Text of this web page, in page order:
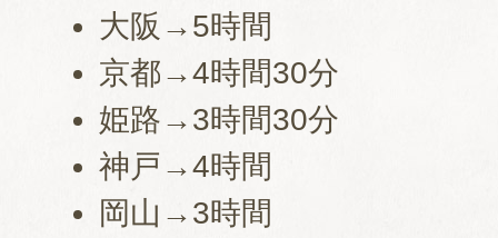
大阪→5時間
京都→4時間30分
姫路→3時間30分
神戸→4時間
岡山→3時間